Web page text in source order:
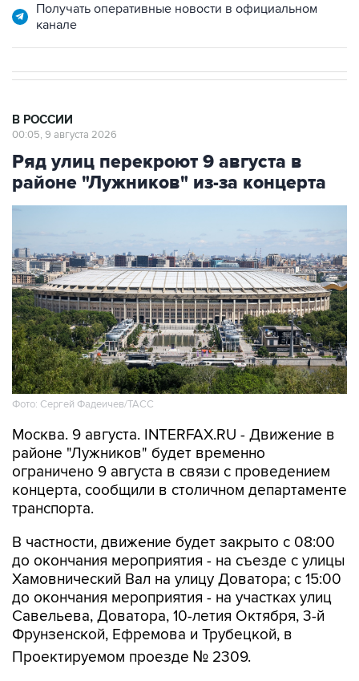
Получать оперативные новости в официальном
канале
В РОССИИ
00:05, 9 августа 2026
Ряд улиц перекроют 9 августа в
районе "Лужников" из-за концерта
Фото: Сергей Фадеичев/ТАСС
Москва. 9 августа. INTERFAX.RU - Движение в
районе "Лужников" будет временно
ограничено 9 августа в связи с проведением
концерта, сообщили в столичном департаменте
транспорта.
В частности, движение будет закрыто с 08:00
до окончания мероприятия - на съезде с улицы
Хамовнический Вал на улицу Доватора; с 15:00
до окончания мероприятия - на участках улиц
Савельева, Доватора, 10-летия Октября, 3-й
Фрунзенской, Ефремова и Трубецкой, в
Проектируемом проезде № 2309.